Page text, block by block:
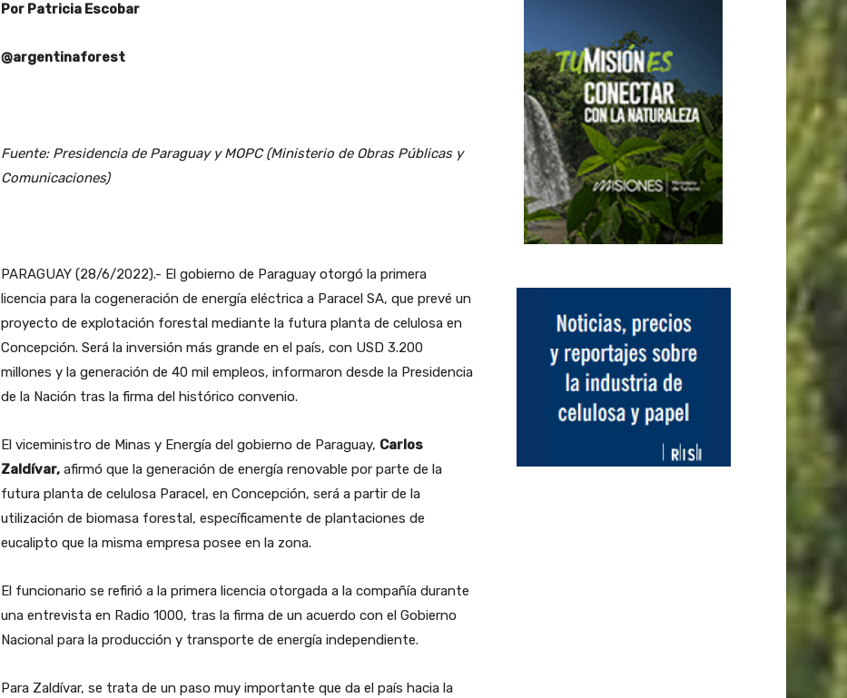
Por Patricia Escobar
@argentinaforest
Fuente: Presidencia de Paraguay y MOPC (Ministerio de Obras Públicas y
Comunicaciones)
PARAGUAY (28/6/2022).- El gobierno de Paraguay otorgó la primera
licencia para la cogeneración de energía eléctrica a Paracel SA, que prevé un
proyecto de explotación forestal mediante la futura planta de celulosa en
Concepción. Será la inversión más grande en el país, con USD 3.200
millones y la generación de 40 mil empleos, informaron desde la Presidencia
de la Nación tras la firma del histórico convenio.
El viceministro de Minas y Energía del gobierno de Paraguay, Carlos
Zaldívar,afirmó que la generación de energía renovable por parte de la
futura planta de celulosa Paracel, en Concepción, será a partir de la
utilización de biomasa forestal, específicamente de plantaciones de
eucalipto que la misma empresa posee en la zona.
El funcionario se refirió a la primera licencia otorgada a la compañía durante
una entrevista en Radio 1000, tras la firma de un acuerdo con el Gobierno
Nacional para la producción y transporte de energía independiente.
Para Zaldívar, se trata de un paso muy importante que da el país hacia la